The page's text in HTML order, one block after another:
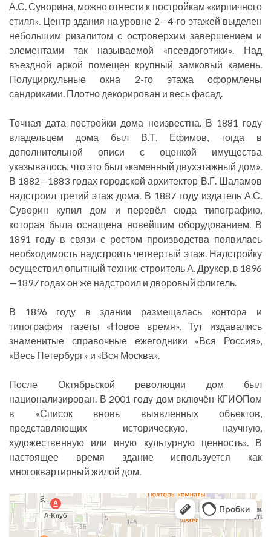
А.С. Суворина, можно отнести к постройкам «кирпичного
стиля». Центр здания на уровне 2—4-го этажей выделен
небольшим ризалитом с островерхим завершением и
элементами так называемой «псевдоготики». Над
въездной аркой помещен крупный замковый камень.
Полуциркульные окна 2-го этажа оформлены
сандриками. Плотно декорирован и весь фасад.
Точная дата постройки дома неизвестна. В 1881 году
владельцем дома был В.Т. Ефимов, тогда в
дополнительной описи с оценкой имущества
указывалось, что это был «каменный двухэтажный дом».
В 1882—1883 годах городской архитектор В.Г. Шаламов
надстроил третий этаж дома. В 1887 году издатель А.С.
Суворин купил дом и перевёл сюда типографию,
которая была оснащена новейшим оборудованием. В
1891 году в связи с ростом производства появилась
необходимость надстроить четвертый этаж. Надстройку
осуществил опытный техник-строитель А. Друкер, в 1896
—1897 годах он же надстроил и дворовый флигель.
В 1896 году в здании размещалась контора и
типография газеты «Новое время». Тут издавались
знаменитые справочные ежегодники «Вся Россия»,
«Весь Петербург» и «Вся Москва».
После Октябрьской революции дом был
национализирован. В 2001 году дом включён КГИОПом
в «Список вновь выявленных объектов,
представляющих историческую, научную,
художественную или иную культурную ценность». В
настоящее время здание используется как
многоквартирный жилой дом.